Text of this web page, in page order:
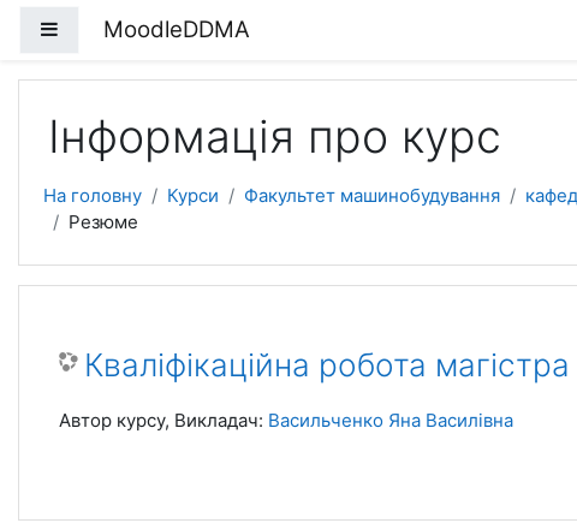
Бокова панель
MoodleDDMA
Інформація про курс
На головну Курси Факультет машинобудування
Резюме
Кваліфікаційна робота магістра
Автор курсу, Викладач: Васильченко Яна Василівна